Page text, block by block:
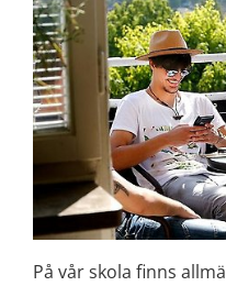
På vår skola finns